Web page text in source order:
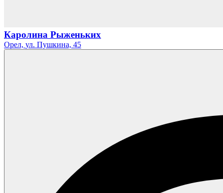
Каролина Рыженьких
Орел, ул. Пушкина, 45